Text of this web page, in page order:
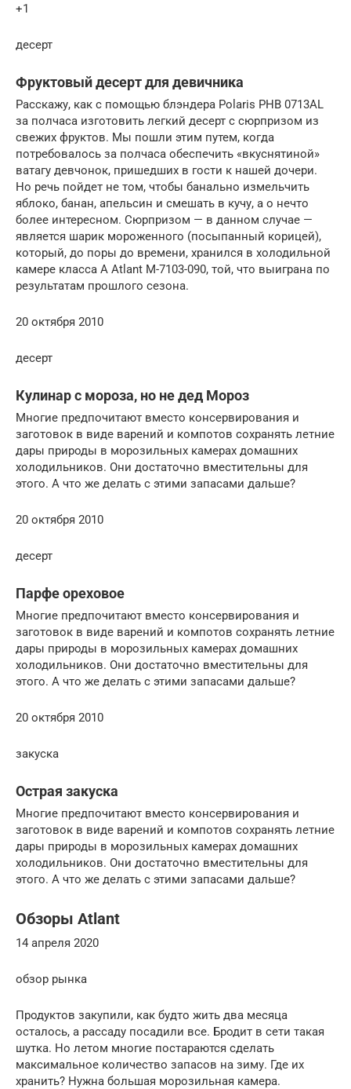
+1
десерт
Фруктовый десерт для девичника
Расскажу, как с помощью блэндера Polaris PHB 0713AL
за полчаса изготовить легкий десерт с сюрпризом из
свежих фруктов. Мы пошли этим путем, когда
потребовалось за полчаса обеспечить «вкуснятиной»
ватагу девчонок, пришедших в гости к нашей дочери.
Но речь пойдет не том, чтобы банально измельчить
яблоко, банан, апельсин и смешать в кучу, а о нечто
более интересном. Сюрпризом — в данном случае —
является шарик мороженного (посыпанный корицей),
который, до поры до времени, хранился в холодильной
камере класса А Atlant M-7103-090, той, что выиграна по
результатам прошлого сезона.
20 октября 2010
десерт
Кулинар с мороза, но не дед Мороз
Многие предпочитают вместо консервирования и
заготовок в виде варений и компотов сохранять летние
дары природы в морозильных камерах домашних
холодильников. Они достаточно вместительны для
этого. А что же делать с этими запасами дальше?
20 октября 2010
десерт
Парфе ореховое
Многие предпочитают вместо консервирования и
заготовок в виде варений и компотов сохранять летние
дары природы в морозильных камерах домашних
холодильников. Они достаточно вместительны для
этого. А что же делать с этими запасами дальше?
20 октября 2010
закуска
Острая закуска
Многие предпочитают вместо консервирования и
заготовок в виде варений и компотов сохранять летние
дары природы в морозильных камерах домашних
холодильников. Они достаточно вместительны для
этого. А что же делать с этими запасами дальше?
Обзоры Atlant
14 апреля 2020
обзор рынка
Продуктов закупили, как будто жить два месяца
осталось, а рассаду посадили все. Бродит в сети такая
шутка. Но летом многие постараются сделать
максимальное количество запасов на зиму. Где их
хранить? Нужна большая морозильная камера.